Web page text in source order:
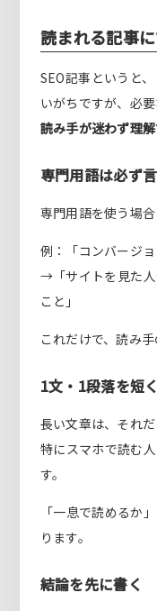
読まれる記事
SEO記事というと
いがちですが、必
読み手が迷わず理
専門用語は必ず
専門用語を使う場
例：「コンバージョ
→「サイトを見た
こと」
これだけで、読み
1文・1段落を短
長い文章は、それだ
特にスマホで読む
す。
「一息で読めるか
ります。
結論を先に書く